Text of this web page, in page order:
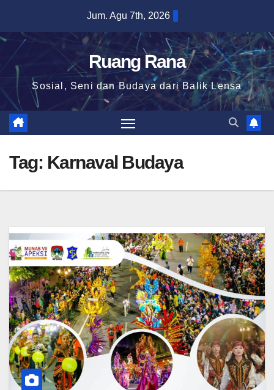
content
Jum. Agu 7th, 2026
Ruang Rana
Sosial, Seni dan Budaya dari Balik Lensa
Tag: Karnaval Budaya